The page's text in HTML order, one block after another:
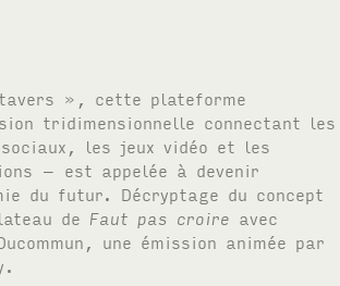
», cette plateforme
tridimensionnelle connectant les
sociaux, les jeux vidéo et les
– est appelée à devenir
du futur. Décryptage du concept
de Faut pas croire avec
une émission animée par